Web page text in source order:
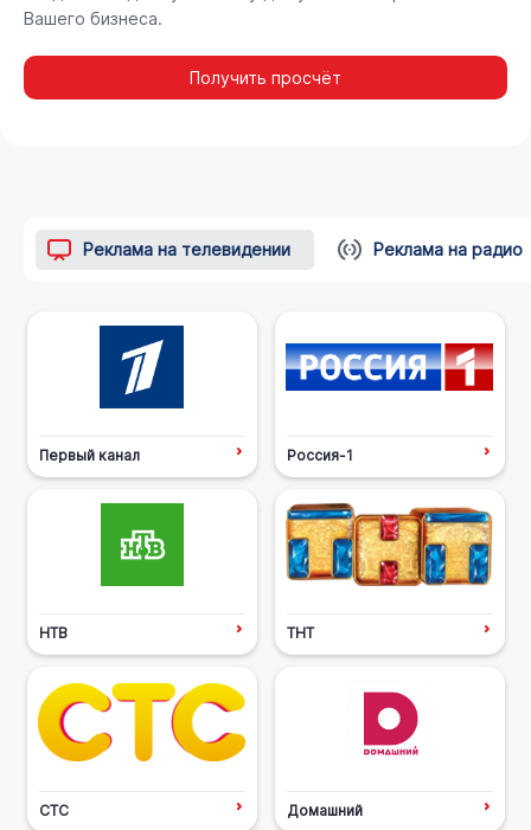
Вашего бизнеса.
Получить просчёт
Реклама на телевидении Реклама на радио
Первый канал Россия-1
НТВ ТНТ
СТС Домашний